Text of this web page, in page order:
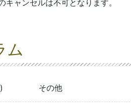
キャンセルは不可となります。
ム
その他